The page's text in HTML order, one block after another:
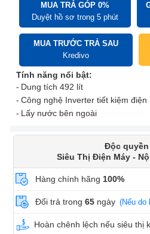
MUA TRẢ GÓP 0%
Duyệt hồ sơ trong 5 phút
MUA TRƯỚC TRẢ SAU
Kredivo
Tính năng nổi bật:
Dung tích 492 lít
Công nghệ Inverter tiết kiệm điện
Lấy nước bên ngoài
Độc quyền
Siêu Thị Điện Máy -
Hàng chính hãng 100%
Đổi trả trong 65 ngày (Nếu do
Hoàn chênh lệch nếu siêu thị